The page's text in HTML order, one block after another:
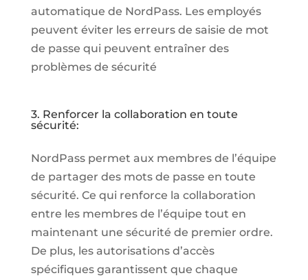
automatique de NordPass. Les employés
peuvent éviter les erreurs de saisie de mot
de passe qui peuvent entraîner des
problèmes de sécurité
3. Renforcer la collaboration en toute
sécurité:
NordPass permet aux membres de l’équipe
de partager des mots de passe en toute
sécurité. Ce qui renforce la collaboration
entre les membres de l’équipe tout en
maintenant une sécurité de premier ordre.
De plus, les autorisations d’accès
spécifiques garantissent que chaque